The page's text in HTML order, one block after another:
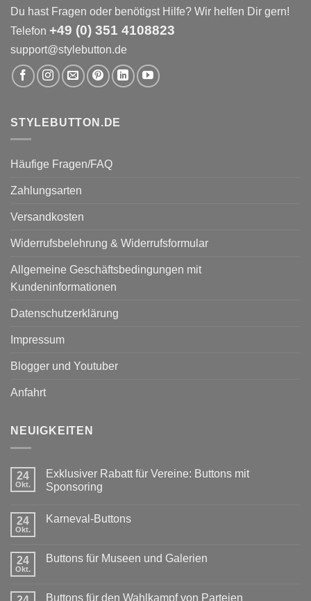
Du hast Fragen oder benötigst Hilfe? Wir helfen Dir gern!
Telefon +49 (0) 351 4108823
support@stylebutton.de
STYLEBUTTON.DE
Häufige Fragen/FAQ
Zahlungsarten
Versandkosten
Widerrufsbelehrung & Widerrufsformular
Allgemeine Geschäftsbedingungen mit
Kundeninformationen
Datenschutzerklärung
Impressum
Blogger und Youtuber
Anfahrt
NEUIGKEITEN
24
Okt.
Exklusiver Rabatt für Vereine: Buttons mit
Sponsoring
zu
Vereine:
Buttons
24
Okt.
Karneval-Buttons
Karneval-
24
Okt.
Buttons für Museen und Galerien
Buttons
Buttons für den Wahlkampf von Parteien